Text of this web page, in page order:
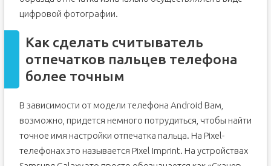
цифровой фотографии.
Как сделать считыватель
отпечатков пальцев телефона
более точным
В зависимости от модели телефона Android Вам,
возможно, придется немного потрудиться, чтобы найти
точное имя настройки отпечатка пальца. На Pixel-
телефонах это называется Pixel Imprint. На устройствах